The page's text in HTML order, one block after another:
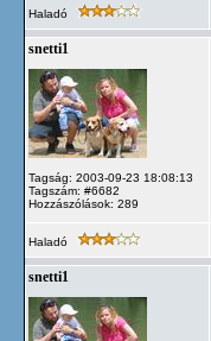
Haladó
snetti1
Tagság: 2003-09-23 18:08:13
Tagszám: #6682
Hozzászólások: 289
Haladó
snetti1